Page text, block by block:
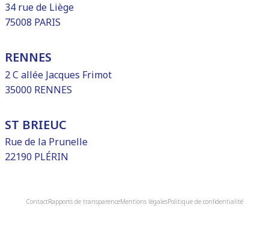
34 rue de Liège
75008 PARIS
RENNES
2 C allée Jacques Frimot
35000 RENNES
ST BRIEUC
Rue de la Prunelle
22190 PLÉRIN
ContactRapports de transparenceMentions légalesPolitique de confidentialité